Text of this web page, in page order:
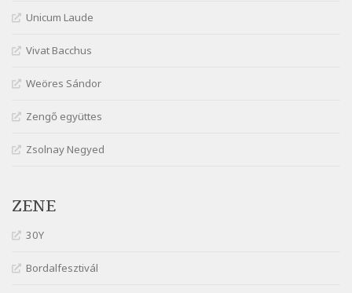
József Attila: Szerelmesvers
József Attila: Tószunnyadó
Szélkiáltó
József Attila: Virágos
Szélkiáltó
Szélkiáltó
Szélkiáltó
Kiss Benedek: Vonatozó
Unicum Laude
Vivat Bacchus
Weöres Sándor
Zengő együttes
Zsolnay Negyed
ZENE
30Y
Bordalfesztivál